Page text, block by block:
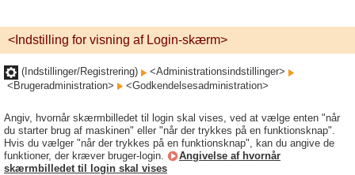
<Indstilling for visning af Login-skærm>
(Indstillinger/Registrering)
<Administrationsindstillinger>
<Brugeradministration>
<Godkendelsesadministration>
Angiv, hvornår skærmbilledet til login skal vises, ved at vælge enten "når
du starter brug af maskinen" eller "når der trykkes på en funktionsknap".
Hvis du vælger "når der trykkes på en funktionsknap", kan du angive de
funktioner, der kræver bruger-login.
Angivelse af hvornår
skærmbilledet til login skal vises